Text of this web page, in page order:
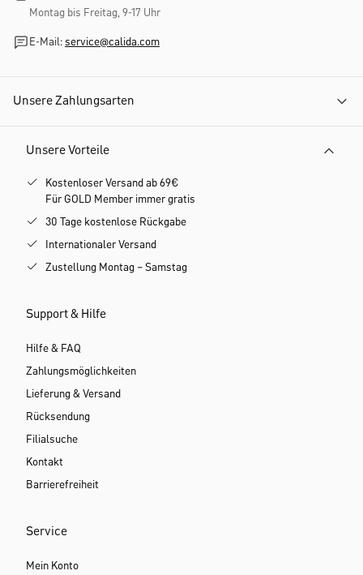
Montag bis Freitag, 9-17 Uhr
E-Mail: service@calida.com
Unsere Zahlungsarten
Unsere Vorteile
Kostenloser Versand ab 69€
Für GOLD Member immer gratis
30 Tage kostenlose Rückgabe
Internationaler Versand
Zustellung Montag – Samstag
Support & Hilfe
Hilfe & FAQ
Zahlungsmöglichkeiten
Lieferung & Versand
Rücksendung
Filialsuche
Kontakt
Barrierefreiheit
Service
Mein Konto